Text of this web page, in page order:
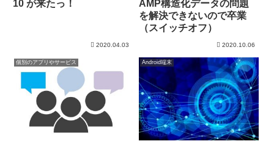
10 が来たっ！
2020.04.03
AMP構造化データの問題
を解決できないので卒業
（スイッチオフ）
2020.10.06
個別のアプリやサービス Android端末